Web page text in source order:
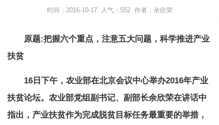
时间：2016-10-17 人气： 552 作者：余欣荣
原题:把握六个重点，注意五大问题，科学推进产业
扶贫
16日下午，农业部在北京会议中心举办2016年产业
扶贫论坛。农业部党组副书记、副部长余欣荣在讲话中
指出，产业扶贫作为完成脱贫目标任务最重要的举措，